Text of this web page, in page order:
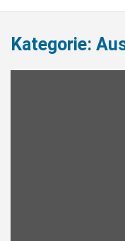
Kategorie: